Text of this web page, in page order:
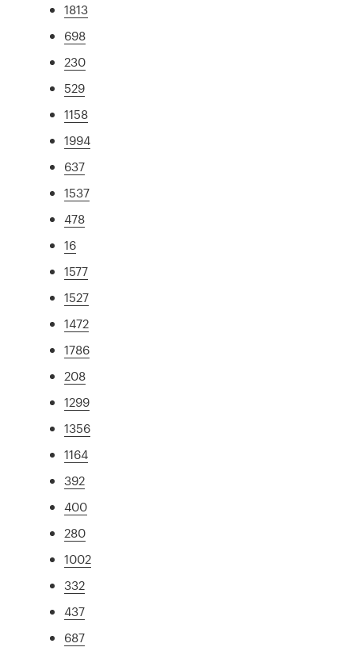
1813
698
230
529
1158
1994
637
1537
478
16
1577
1527
1472
1786
208
1299
1356
1164
392
400
280
1002
332
437
687